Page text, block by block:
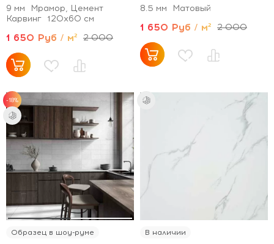
9 мм
Мрамор, Цемент
Карвинг 120x60 см
1 650 Руб / м² 2 000
8.5 мм
Матовый
1 650 Руб / м² 2 000
-18%
Образец в шоу-руме В наличии